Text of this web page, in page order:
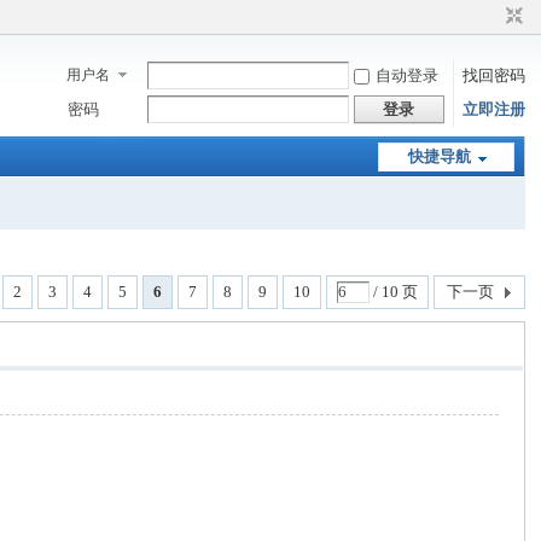
用户名 自动登录
找回密码
密码
登录 立即注册
快捷导航
2 3 4 5 6 7 8 9 10 / 10 页 下一页